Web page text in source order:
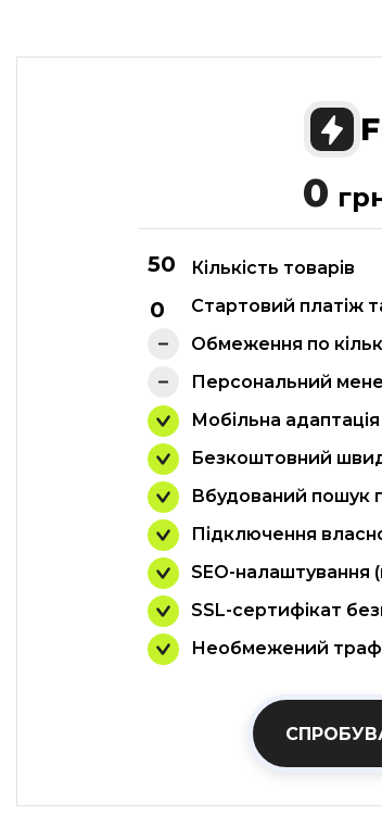
0
Кількість товарів
Стартовий платіж
Обмеження по
Персональний
Мобільна
Безкоштовний
Вбудований пошук
Підключення
SEO-налаштування
SSL-сертифікат
Необмежений